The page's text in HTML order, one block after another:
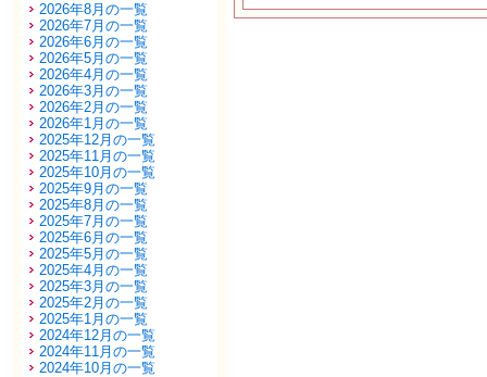
2026年8月の一覧
2026年7月の一覧
2026年6月の一覧
2026年5月の一覧
2026年4月の一覧
2026年3月の一覧
2026年2月の一覧
2026年1月の一覧
2025年12月の一覧
2025年11月の一覧
2025年10月の一覧
2025年9月の一覧
2025年8月の一覧
2025年7月の一覧
2025年6月の一覧
2025年5月の一覧
2025年4月の一覧
2025年3月の一覧
2025年2月の一覧
2025年1月の一覧
2024年12月の一覧
2024年11月の一覧
2024年10月の一覧